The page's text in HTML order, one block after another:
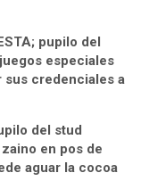
pupilo del
especiales
sus credenciales a
del stud
en pos de
aguar la cocoa